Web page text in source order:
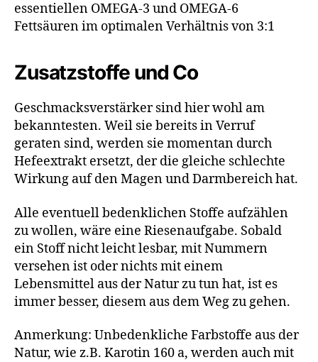
essentiellen OMEGA-3 und OMEGA-6
Fettsäuren im optimalen Verhältnis von 3:1
Zusatzstoffe und Co
Geschmacksverstärker sind hier wohl am
bekanntesten. Weil sie bereits in Verruf
geraten sind, werden sie momentan durch
Hefeextrakt ersetzt, der die gleiche schlechte
Wirkung auf den Magen und Darmbereich hat.
Alle eventuell bedenklichen Stoffe aufzählen
zu wollen, wäre eine Riesenaufgabe. Sobald
ein Stoff nicht leicht lesbar, mit Nummern
versehen ist oder nichts mit einem
Lebensmittel aus der Natur zu tun hat, ist es
immer besser, diesem aus dem Weg zu gehen.
Anmerkung: Unbedenkliche Farbstoffe aus der
Natur, wie z.B. Karotin 160 a, werden auch mit